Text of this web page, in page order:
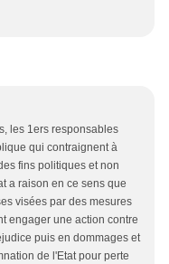
les 1ers responsables
qui contraignent à
fins politiques et non
a raison en ce sens que
visées par des mesures
engager une action contre
puis en dommages et
de l'Etat pour perte